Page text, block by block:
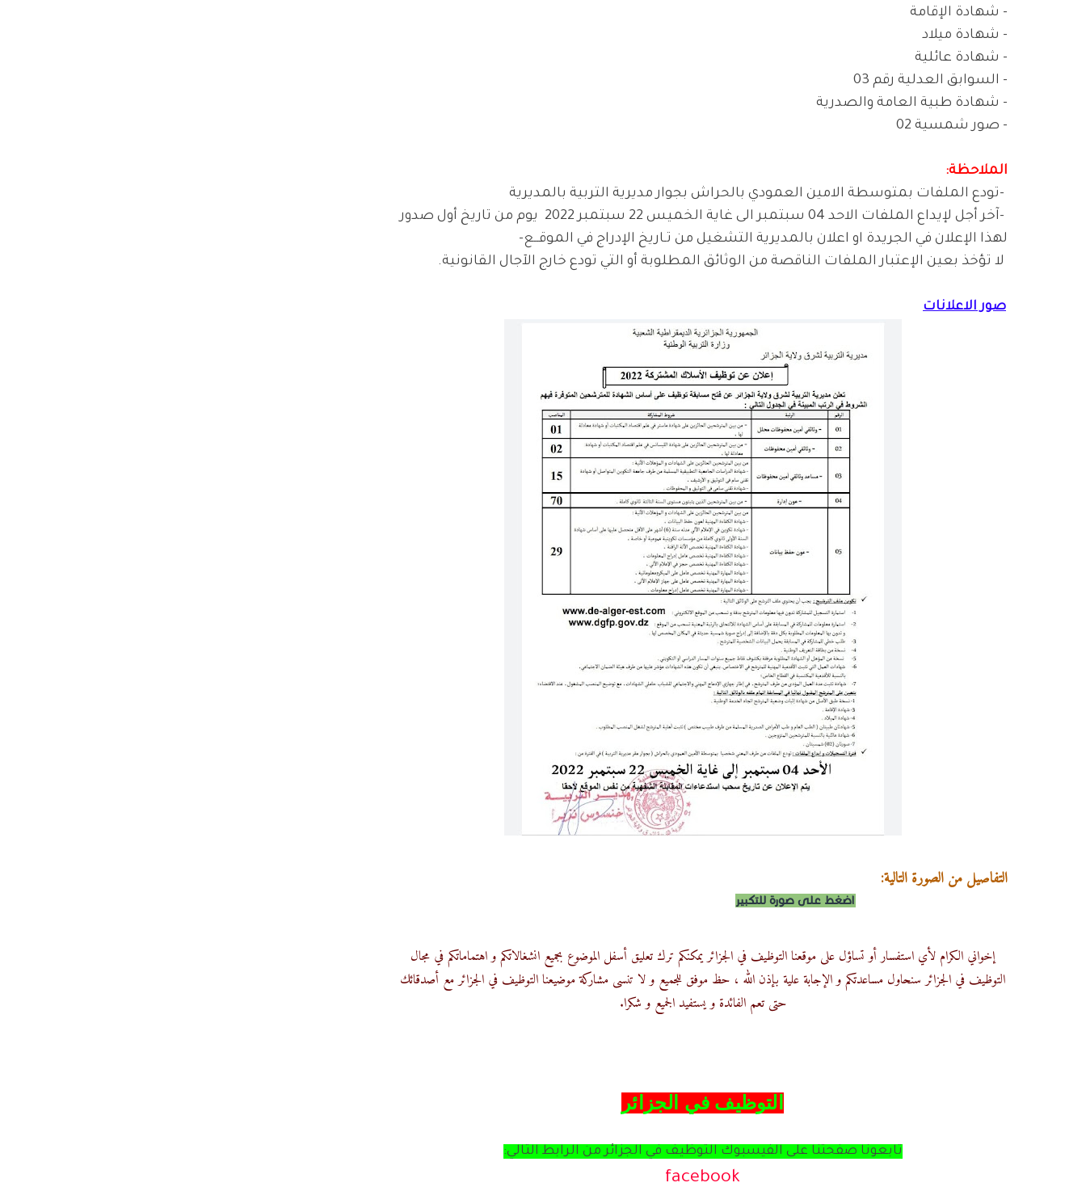
- شهادة الإقامة
- شهادة ميلاد
- شهادة عائلية
- السوابق العدلية رقم 03
- شهادة طبية العامة والصدرية
- صور شمسية 02
الملاحظة:
-تودع الملفات بمتوسطة الامين العمودي بالحراش بجوار مديرية التربية بالمديرية
-آخر أجل لإيداع الملفات الاحد 04 سبتمبر الى غاية الخميس 22 سبتمبر 2022
يوم من تاريخ أول صدور
لهذا الإعلان في الجريدة او اعلان بالمديرية التشغيل من تـاريخ الإدراج في الموقــع-
لا تؤخذ بعين الإعتبار الملفات الناقصة من الوثائق المطلوبة أو التي تودع خارج الآجال القانونية.
صور الاعلانات
التفاصيل من الصورة التالية:
اضغط على صورة للتكبير
إخواني الكرام لأي استفسار أو تساؤل على موقعنا التوظيف في الجزائر يمكنكم ترك تعليق أسفل الموضوع بجميع انشغالاتكم و اهتماماتكم في مجال
التوظيف في الجزائر سنحاول مساعدتكم و الإجابة علية بإذن الله ، حظ موفق للجميع و لا تنسى مشاركة موضيعنا التوظيف في الجزائر مع أصدقائك
حتى تعم الفائدة و يستفيد الجميع و شكرا.
التوظيف في الجزائر
تابعونا صفحتنا على الفيسبوك التوظيف في الجزائر من الرابط التالي:
facebook